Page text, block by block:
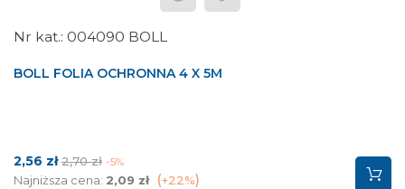
004090 BOLL
BOLL FOLIA OCHRONNA 4 X 5M
Cena
2,56 zł Cena
podstawowa
2,70 zł -5%
Najniższa cena: 2,09 zł +22%